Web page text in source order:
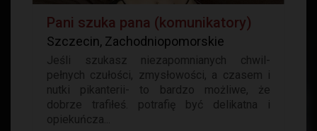
Pani szuka pana (komunikatory)
Szczecin, Zachodniopomorskie
Jeśli szukasz niezapomnianych chwil-
pełnych czułości, zmysłowości, a czasem i
nutki pikanterii- to bardzo możliwe, że
dobrze trafiłeś. potrafię być delikatna i
opiekuńcza...